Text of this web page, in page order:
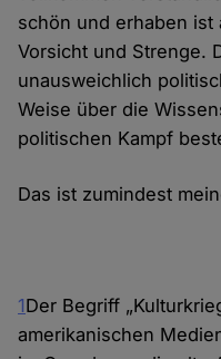
schön und erhaben
Vorsicht und Strenge.
unausweichlich
Weise über die
politischen Kampf
Das ist zumindest
1Der Begriff
amerikanischen